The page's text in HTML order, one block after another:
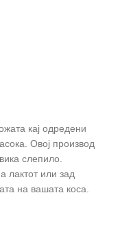
кај одредени
Овој производ
слепило.
лактот или зад
на вашата коса.